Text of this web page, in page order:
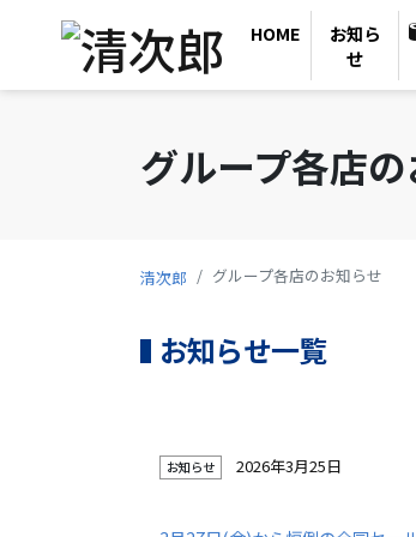
HOME
お知ら
せ
グループ各店
清次郎 グループ各店のお知らせ
お知らせ一覧
お知らせ 2026年3月25日